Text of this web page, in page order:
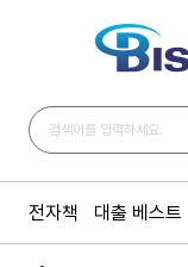
전자책 대출 베스트